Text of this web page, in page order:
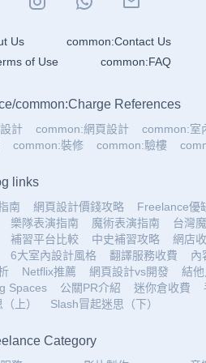
Us
common:Contact Us
of Use
common:FAQ
/common:Charge References
計 common:網頁設計
common:室
common:裝修 common:驗樓
links
南 網頁設計價錢攻略
Freelance優
樂隊表演指南 魔術表演指南
台灣
補習平台比較 中史補習攻略
網店
6大室內設計風格 翻譯服務收費
內
Netflix推薦 網頁設計vs開發
結
Spaces
公關PR介紹 迷你倉收費
上）
Slash冒起迷思（下）
Category